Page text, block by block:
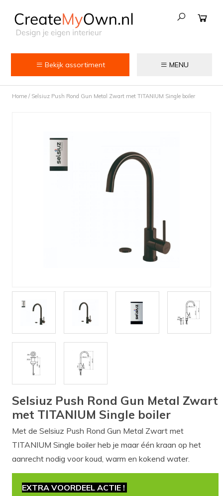
Bekijk assortiment
Spoelbakken
Zeepdispensers
Wastafels
MENU
Home/ Selsiuz Push Rond Gun Metal Zwart met TITANIUM Single boiler
Selsiuz Push Rond Gun Metal Zwart
met TITANIUM Single boiler
Met de Selsiuz Push Rond Gun Metal Zwart met
TITANIUM Single boiler heb je maar één kraan op het
aanrecht nodig voor koud, warm en kokend water.
EXTRA VOORDEEL ACTIE !